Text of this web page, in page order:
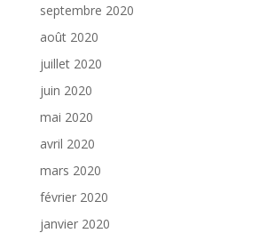
septembre 2020
août 2020
juillet 2020
juin 2020
mai 2020
avril 2020
mars 2020
février 2020
janvier 2020